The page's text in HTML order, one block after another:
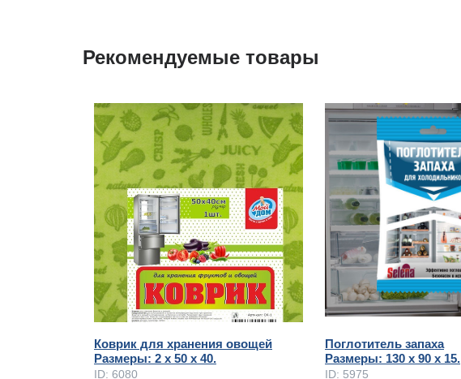
Рекомендуемые товары
Коврик для хранения овощей
Размеры: 2 x 50 х 40.
ID: 6080
Поглотитель запаха
Размеры: 130 x 90 х 15.
ID: 5975